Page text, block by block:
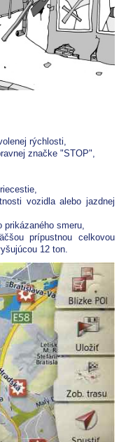
rýchlosti,
značke "STOP",
vozidla alebo jazdnej
smeru,
prípustnou celkovou
12 ton.